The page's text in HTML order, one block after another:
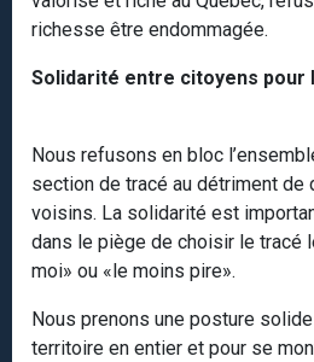
richesse être endommagée.
Solidarité entre citoyens
Nous refusons en bloc
section de tracé au détriment de
voisins. La solidarité est
dans le piège de choisir le tracé
moi» ou «le moins pire».
Nous prenons une posture
territoire en entier et pour se